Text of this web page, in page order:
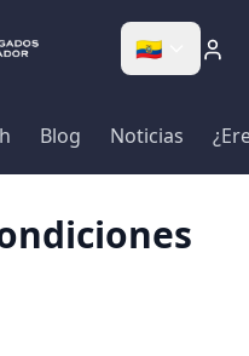
🇪🇨
Blog Noticias